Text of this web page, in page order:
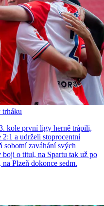
trháku
kole první ligy herně trápili,
2:1 a udrželi stoprocentní
sobotní zaváhání svých
o titul, na Spartu tak už po
Plzeň dokonce sedm.